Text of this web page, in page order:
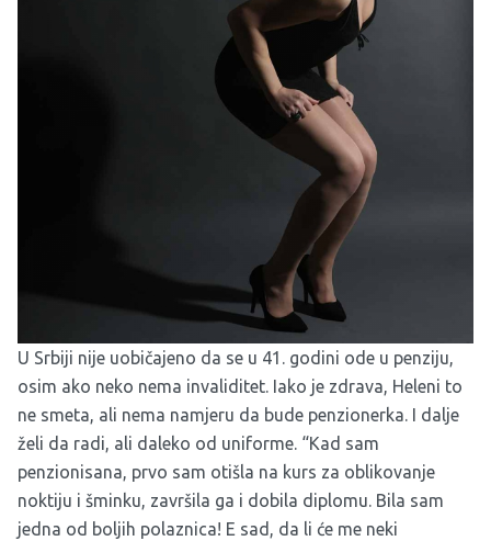
U Srbiji nije uobičajeno da se u 41. godini ode u penziju,
osim ako neko nema invaliditet. Iako je zdrava, Heleni to
ne smeta, ali nema namjeru da bude penzionerka. I dalje
želi da radi, ali daleko od uniforme. “Kad sam
penzionisana, prvo sam otišla na kurs za oblikovanje
noktiju i šminku, završila ga i dobila diplomu. Bila sam
jedna od boljih polaznica! E sad, da li će me neki